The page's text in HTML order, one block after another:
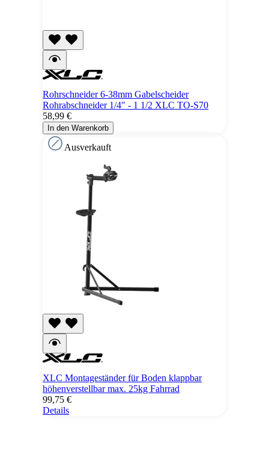
Rohrschneider 6-38mm Gabelscheider
Rohrabschneider 1/4" - 1 1/2 XLC TO-S70
58,99 €
In den Warenkorb
Ausverkauft
XLC Montageständer für Boden klappbar
höhenverstellbar max. 25kg Fahrrad
99,75 €
Details